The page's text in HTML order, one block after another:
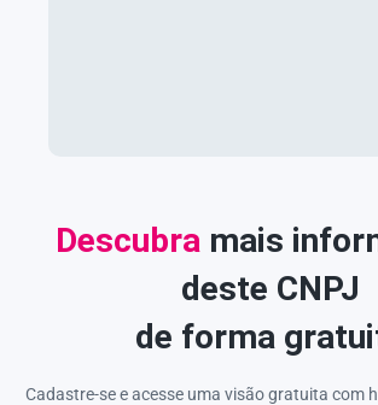
Descubra mais
deste CNPJ
de forma
Cadastre-se e acesse uma visão gratuita com